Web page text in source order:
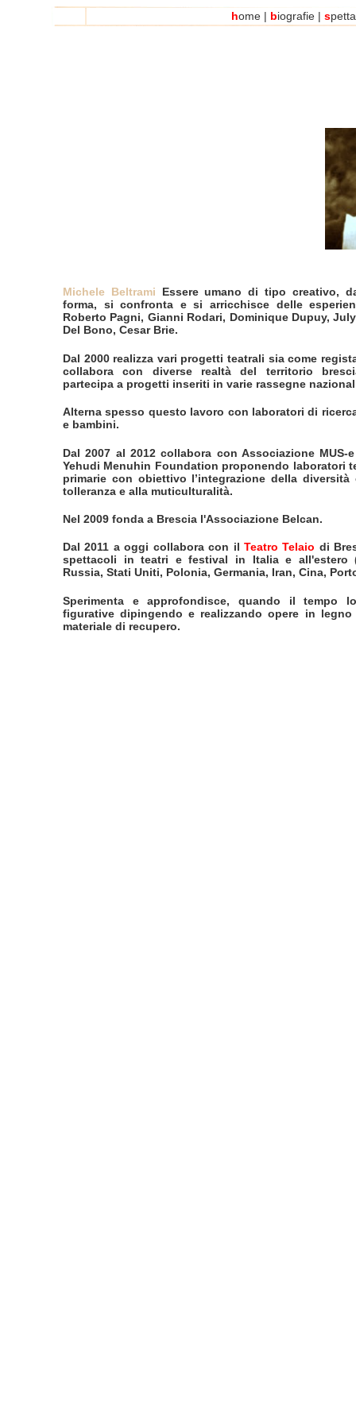
home | biografie | s
Michele Beltrami Essere umano di tipo creativo,
forma, si confronta e si arricchisce delle
Roberto Pagni, Gianni Rodari, Dominique Dupuy,
Del Bono, Cesar Brie.
Dal 2000 realizza vari progetti teatrali sia come
collabora con diverse realtà del territorio
partecipa a progetti inseriti in varie rassegne
Alterna spesso questo lavoro con laboratori di
e bambini.
Dal 2007 al 2012 collabora con Associazione MUS-
Yehudi Menuhin Foundation proponendo laboratori
primarie con obiettivo l’integrazione della diversità
tolleranza e alla muticulturalità.
Nel 2009 fonda a Brescia l'Associazione Belcan.
Dal 2011 a oggi collabora con il Teatro Telaio di
spettacoli in teatri e festival in Italia e all'estero
Russia, Stati Uniti, Polonia, Germania, Iran, Cina,
Sperimenta e approfondisce, quando il tempo
figurative dipingendo e realizzando opere in
materiale di recupero.